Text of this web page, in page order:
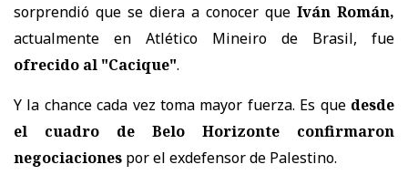
sorprendió que se diera a conocer que Iván Román,
actualmente en Atlético Mineiro de Brasil, fue
ofrecido al "Cacique".
Y la chance cada vez toma mayor fuerza. Es que desde
el cuadro de Belo Horizonte confirmaron
negociaciones por el exdefensor de Palestino.